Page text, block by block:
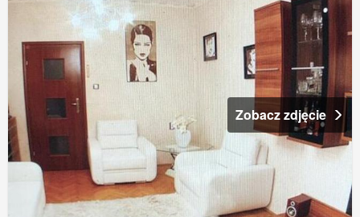
Zobacz zdjęcie